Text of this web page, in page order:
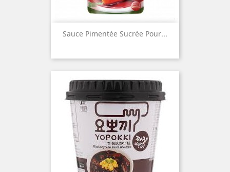
Sauce Pimentée Sucrée Pour...